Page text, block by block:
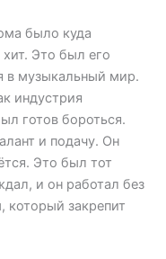
было куда
Это был его
в музыкальный мир.
индустрия
готов бороться.
и подачу. Он
Это был тот
и он работал без
который закрепит